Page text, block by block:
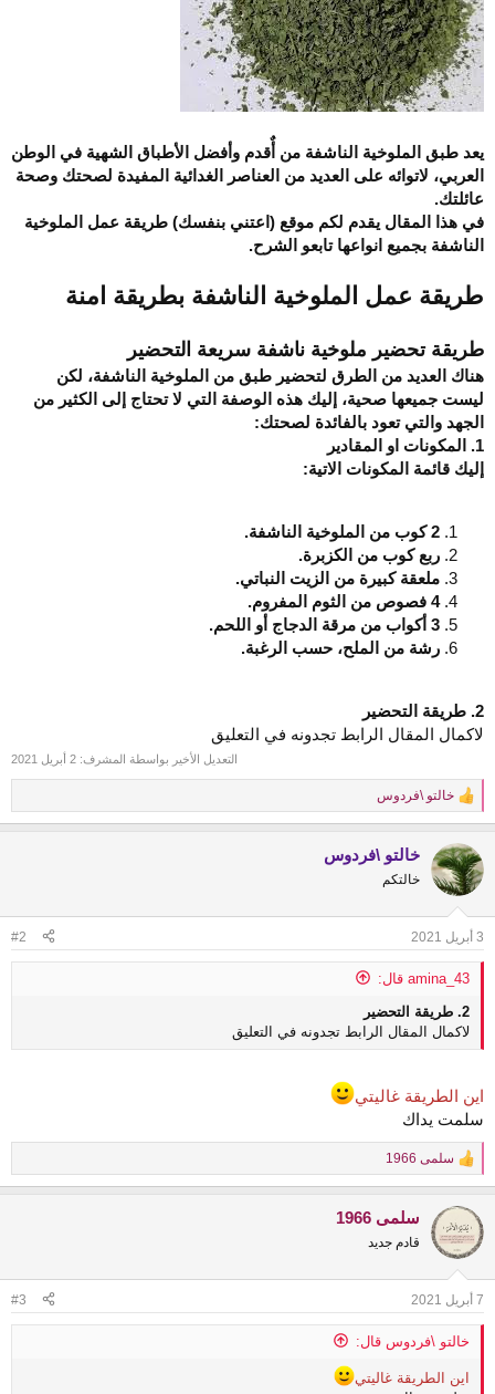
يعد طبق الملوخية الناشفة من أٌقدم وأفضل الأطباق الشهية في الوطن
العربي، لاتوائه على العديد من العناصر الغدائية المفيدة لصحتك وصحة
عائلتك.
في هذا المقال يقدم لكم موقع (اعتني بنفسك) طريقة عمل الملوخية
الناشفة بجميع انواعها تابعو الشرح.
طريقة عمل الملوخية الناشفة بطريقة امنة
طريقة تحضير ملوخية ناشفة سريعة التحضير
هناك العديد من الطرق لتحضير طبق من الملوخية الناشفة، لكن
ليست جميعها صحية، إليك هذه الوصفة التي لا تحتاج إلى الكثير من
الجهد والتي تعود بالفائدة لصحتك:
1. المكونات او المقادير
إليك قائمة المكونات الاتية:
2 كوب من الملوخية الناشفة.
ربع كوب من الكزبرة.
ملعقة كبيرة من الزيت النباتي.
4 فصوص من الثوم المفروم.
3 أكواب من مرقة الدجاج أو اللحم.
رشة من الملح، حسب الرغبة.
2. طريقة التحضير
لاكمال المقال الرابط تجدونه في التعليق
التعديل الأخير بواسطة المشرف: 2 أبريل 2021
R
e
c
t
i
n
s
:
خالتو \فردوس
خالتو \فردوس
خالتكم
3 أبريل 2021 #2
amina_43 قال:
2. طريقة التحضير
لاكمال المقال الرابط تجدونه في التعليق
اين الطريقة غاليتي
سلمت يداك
R
e
c
t
i
n
s
:
سلمى 1966
سلمى 1966
قادم جديد
7 أبريل 2021 #3
خالتو \فردوس قال:
اين الطريقة غاليتي